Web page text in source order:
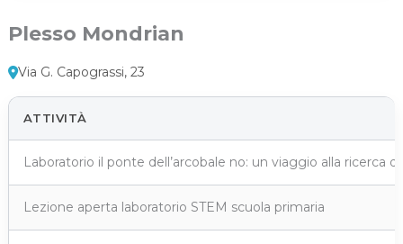
Plesso Mondrian
Via G. Capograssi, 23
ATTIVITÀ
Laboratorio il ponte dell’arcobale no: un viaggio alla ricerca
Lezione aperta laboratorio STEM scuola primaria